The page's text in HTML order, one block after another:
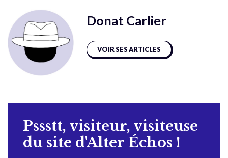
Donat Carlier
VOIR SES ARTICLES
Pssstt, visiteur, visiteuse
du site d'Alter Échos !